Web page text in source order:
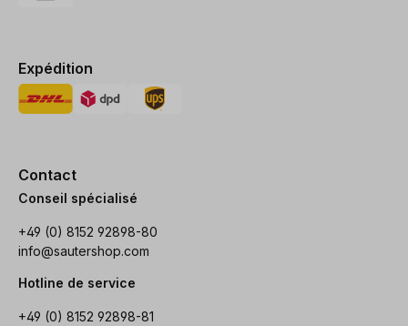
Expédition
Contact
Conseil spécialisé
+49 (0) 8152 92898-80
info@sautershop.com
Hotline de service
+49 (0) 8152 92898-81